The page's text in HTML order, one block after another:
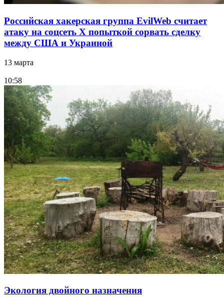
Российская хакерская группа EvilWeb считает
атаку на соцсеть Х попыткой сорвать сделку
между США и Украиной
13 марта
10:58
Экология двойного назначения